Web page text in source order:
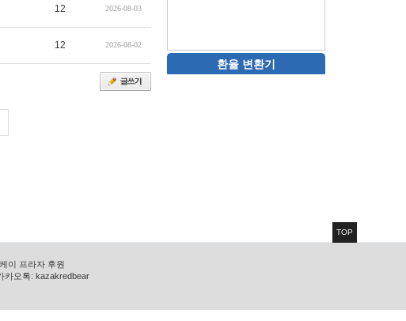
12 2026-08-03
12 2026-08-02
환율 변환기
이 프라자 후원
카오톡: kazakredbear
TOP